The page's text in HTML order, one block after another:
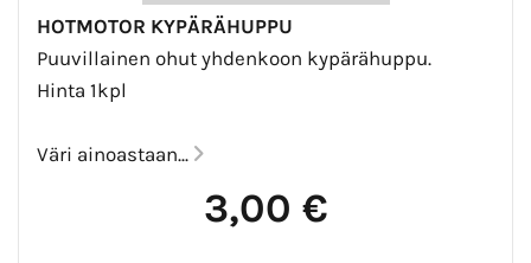
HOTMOTOR KYPÄRÄHUPPU
Puuvillainen ohut yhdenkoon kypärähuppu.
Hinta 1kpl
Väri ainoastaan...
3,00 €